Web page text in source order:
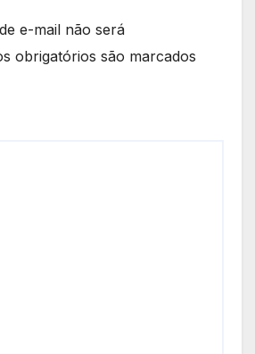
e-mail não será
obrigatórios são marcados